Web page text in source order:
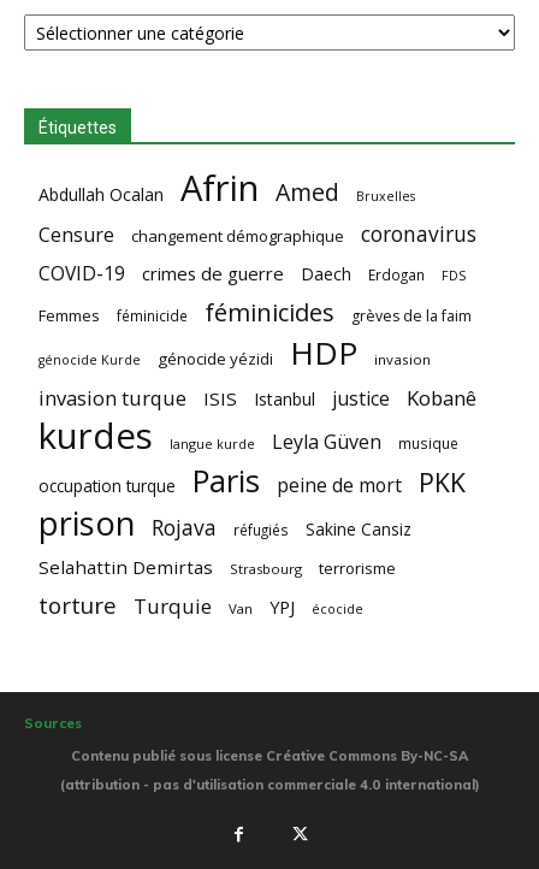
Catégories
Étiquettes
Abdullah Ocalan Afrin Amed Bruxelles
Censure changement démographique coronavirus
COVID-19 crimes de guerre Daech Erdogan FDS
Femmes féminicide féminicides grèves de la faim
génocide Kurde génocide yézidi HDP invasion
invasion turque ISIS Istanbul justice Kobanê
kurdes langue kurde Leyla Güven musique
occupation turque Paris peine de mort PKK
prison Rojava réfugiés Sakine Cansiz
Selahattin Demirtas Strasbourg terrorisme
torture Turquie Van YPJ écocide
Sources
Contenu publié sous license Créative Commons By-NC-SA
(attribution - pas d'utilisation commerciale 4.0 international)